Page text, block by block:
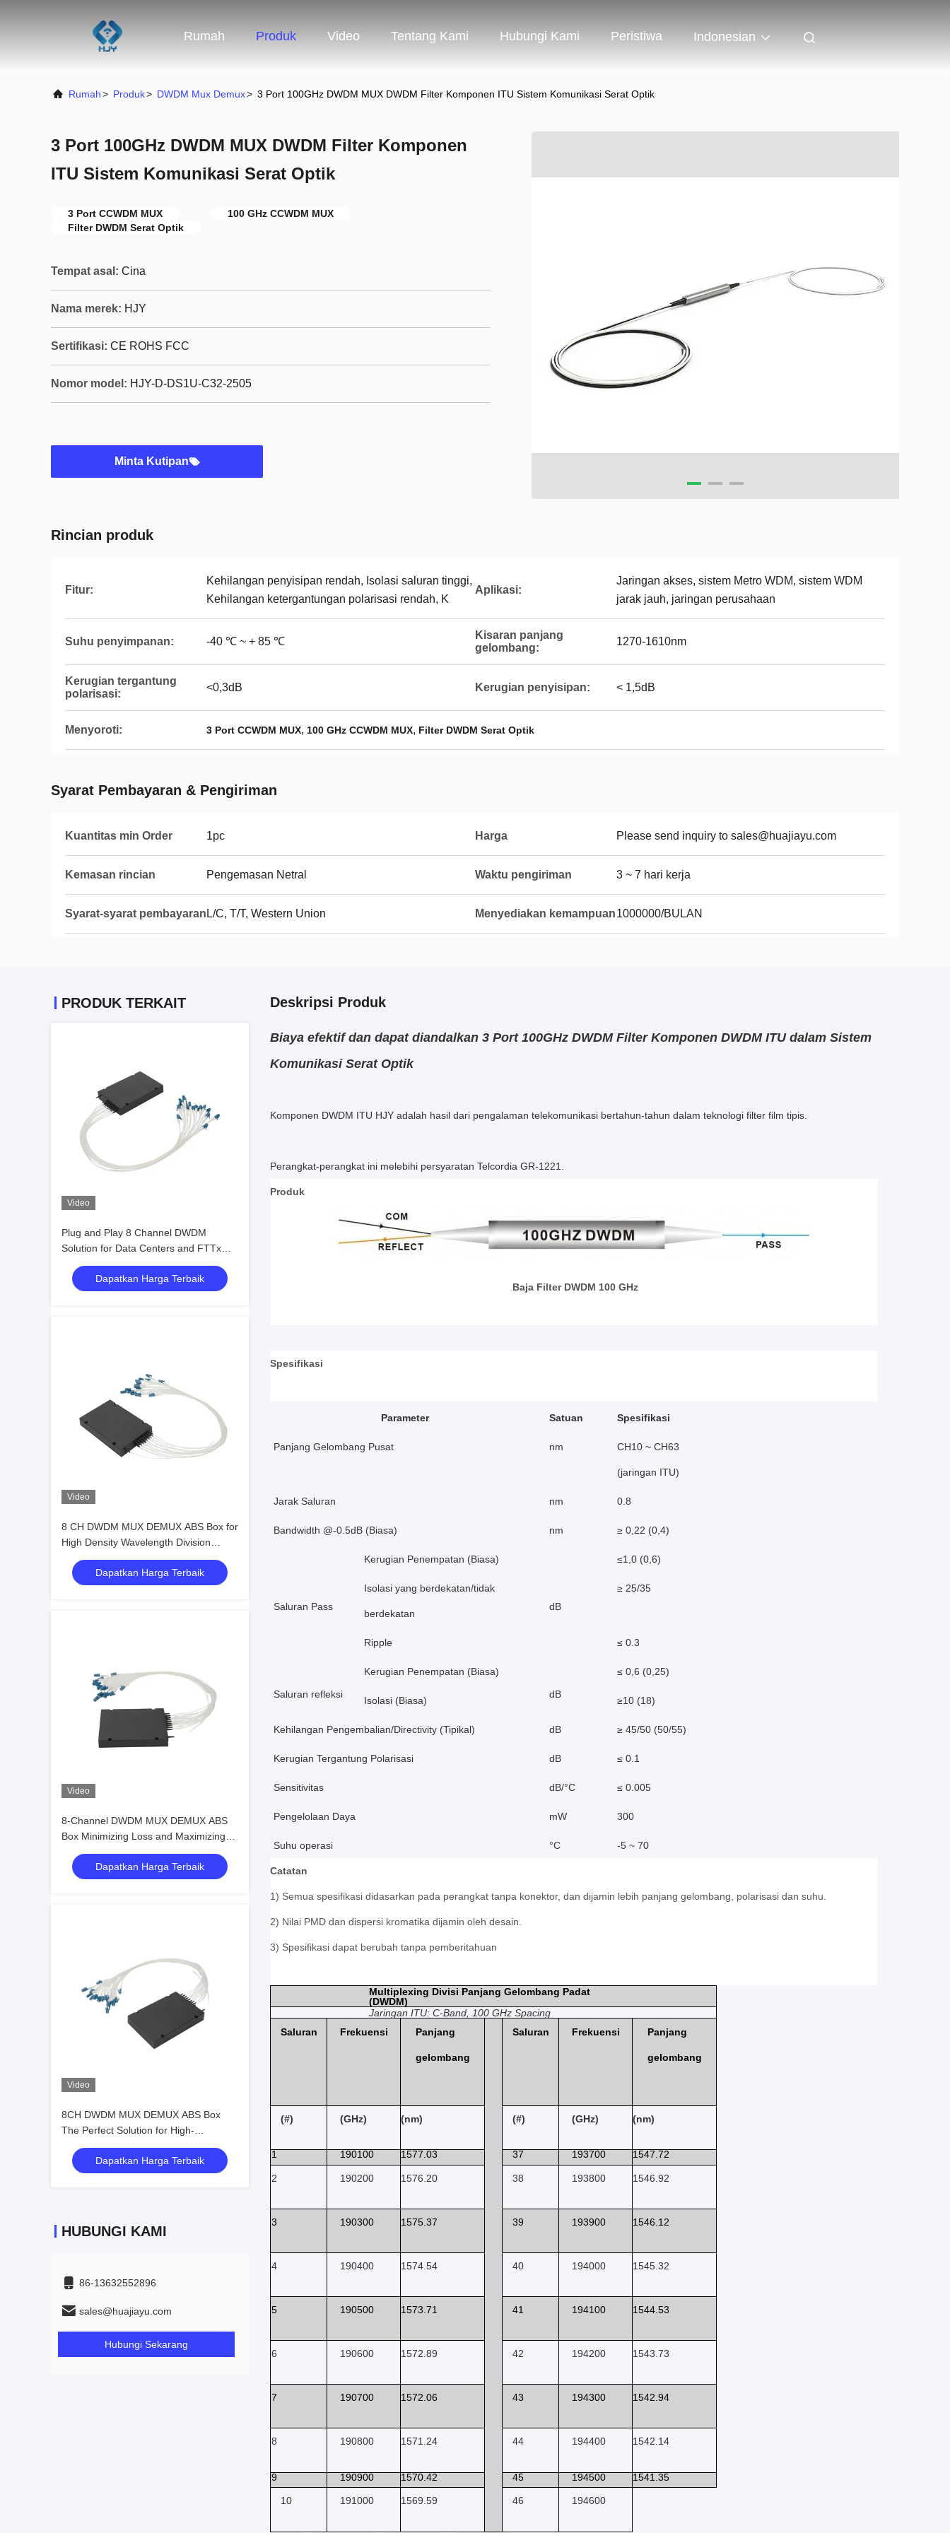
Rumah Produk Video Tentang Kami Hubungi Kami Peristiwa Indonesian
Rumah> Produk> DWDM Mux Demux> 3 Port 100GHz DWDM MUX DWDM Filter Komponen ITU Sistem Komunikasi Serat Optik
3 Port 100GHz DWDM MUX DWDM Filter Komponen
ITU Sistem Komunikasi Serat Optik
3 Port CCWDM MUX
100 GHz CCWDM MUX
Filter DWDM Serat Optik
Tempat asal: Cina
Nama merek: HJY
Sertifikasi: CE ROHS FCC
Nomor model: HJY-D-DS1U-C32-2505
Minta Kutipan
Rincian produk
Fitur:
Kehilangan penyisipan rendah, Isolasi saluran tinggi,
Kehilangan ketergantungan polarisasi rendah, K
Aplikasi:
Jaringan akses, sistem Metro WDM, sistem WDM
jarak jauh, jaringan perusahaan
Suhu penyimpanan: -40 ℃ ~ + 85 ℃
Kisaran panjang
gelombang:
1270-1610nm
Kerugian tergantung
polarisasi:
<0,3dB Kerugian penyisipan: < 1,5dB
Menyoroti: 3 Port CCWDM MUX, 100 GHz CCWDM MUX, Filter DWDM Serat Optik
Syarat Pembayaran & Pengiriman
Kuantitas min Order 1pc Harga Please send inquiry to sales@huajiayu.com
Kemasan rincian Pengemasan Netral Waktu pengiriman 3 ~ 7 hari kerja
Syarat-syarat pembayaran L/C, T/T, Western Union Menyediakan kemampuan1000000/BULAN
PRODUK TERKAIT
Video
Plug and Play 8 Channel DWDM
Solution for Data Centers and FTTx
Networks‌
Dapatkan Harga Terbaik
Video
8 CH DWDM MUX DEMUX ABS Box for
High Density Wavelength Division
Multiplexing Applications
Dapatkan Harga Terbaik
Video
8-Channel DWDM MUX DEMUX ABS
Box Minimizing Loss and Maximizing
Isolation for Optimal Performance
Dapatkan Harga Terbaik
Video
8CH DWDM MUX DEMUX ABS Box
The Perfect Solution for High-
Performance Data Transmission and
NetworkingDapatkan Harga Terbaik
HUBUNGI KAMI
86-13632552896
sales@huajiayu.com
Hubungi Sekarang
Deskripsi Produk
Biaya efektif dan dapat diandalkan 3 Port 100GHz DWDM Filter Komponen DWDM ITU dalam Sistem
Komunikasi Serat Optik
Komponen DWDM ITU HJY adalah hasil dari pengalaman telekomunikasi bertahun-tahun dalam teknologi filter film tipis.
Perangkat-perangkat ini melebihi persyaratan Telcordia GR-1221.
Produk
Baja Filter DWDM 100 GHz
Spesifikasi
Parameter Satuan Spesifikasi
Panjang Gelombang Pusat nm CH10 ~ CH63
(jaringan ITU)
Jarak Saluran nm 0.8
Bandwidth @-0.5dB (Biasa) nm ≥ 0,22 (0,4)
Saluran Pass
Kerugian Penempatan (Biasa)
dB
≤1,0 (0,6)
Isolasi yang berdekatan/tidak
berdekatan
≥ 25/35
Ripple ≤ 0.3
Saluran refleksi
Kerugian Penempatan (Biasa)
dB
≤ 0,6 (0,25)
Isolasi (Biasa) ≥10 (18)
Kehilangan Pengembalian/Directivity (Tipikal) dB ≥ 45/50 (50/55)
Kerugian Tergantung Polarisasi dB ≤ 0.1
Sensitivitas dB/°C ≤ 0.005
Pengelolaan Daya mW 300
Suhu operasi °C -5 ~ 70
Catatan
1) Semua spesifikasi didasarkan pada perangkat tanpa konektor, dan dijamin lebih panjang gelombang, polarisasi dan suhu.
2) Nilai PMD dan dispersi kromatika dijamin oleh desain.
3) Spesifikasi dapat berubah tanpa pemberitahuan
Multiplexing Divisi Panjang Gelombang Padat
(DWDM)
Jaringan ITU: C-Band, 100 GHz Spacing
Saluran
Frekuensi Panjang
gelombang
Saluran Frekuensi Panjang
gelombang
(#) (GHz) (nm) (#) (GHz) (nm)
1 190100 1577.03 37 193700 1547.72
2 190200 1576.20 38 193800 1546.92
3 190300 1575.37 39 193900 1546.12
4 190400 1574.54 40 194000 1545.32
5 190500 1573.71 41 194100 1544.53
6 190600 1572.89 42 194200 1543.73
7 190700 1572.06 43 194300 1542.94
8 190800 1571.24 44 194400 1542.14
9 190900 1570.42 45 194500 1541.35
10 191000 1569.59 46 194600